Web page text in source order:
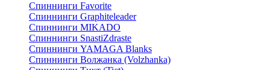
Спиннинги Favorite
Спиннинги Graphiteleader
Спиннинги MIKADO
Спиннинги SnastiZdraste
Спиннинги YAMAGA Blanks
Спиннинги Волжанка (Volzhanka)